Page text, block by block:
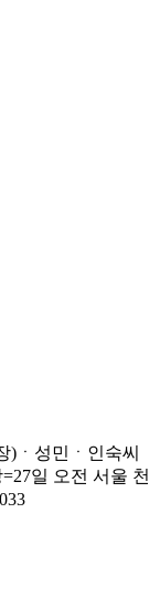
)ㆍ성민ㆍ인숙씨
일 오전 서울 천